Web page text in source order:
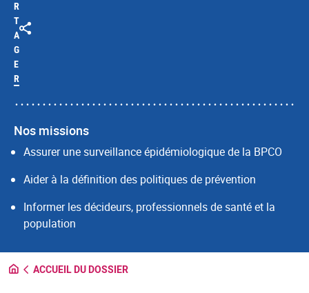
R
T
A
G
E
R
Nos missions
Assurer une surveillance épidémiologique de la BPCO
Aider à la définition des politiques de prévention
Informer les décideurs, professionnels de santé et la
population
ACCUEIL DU DOSSIER